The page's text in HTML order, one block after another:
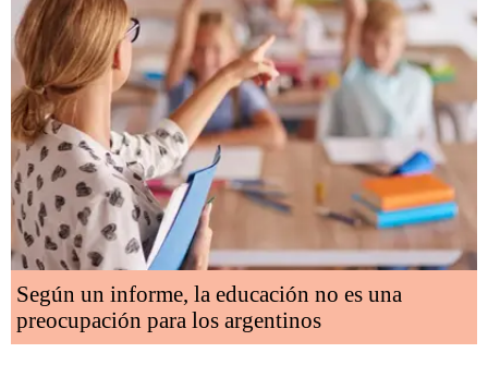
Según un informe, la educación no es una
preocupación para los argentinos